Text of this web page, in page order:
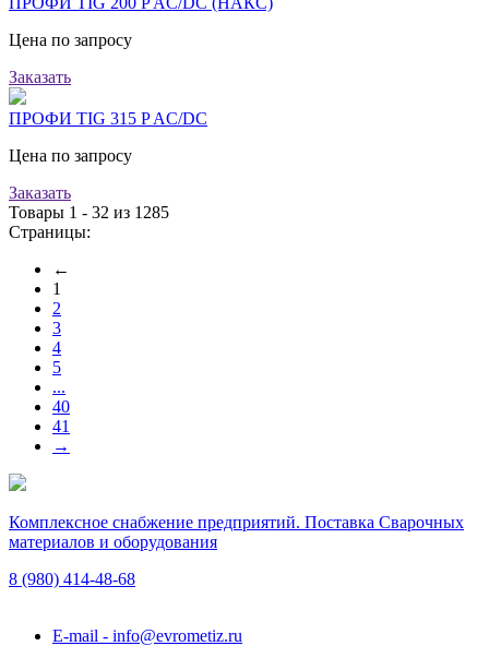
Цена по запросу
Заказать
ПРОФИ TIG 315 P AC/DC
Цена по запросу
Заказать
Товары 1 - 32 из 1285
Страницы:
←
1
2
3
4
5
...
40
41
→
Комплексное снабжение предприятий. Поставка Сварочных
материалов и оборудования
8 (980) 414-48-68
E-mail - info@evrometiz.ru